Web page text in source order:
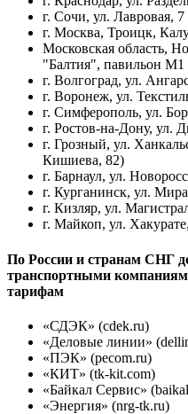
г. Сочи, ул. Лавровая, 7
г. Москва, Троицк,
Московская область,
"Балтия", павильон
г. Волгоград, ул.
г. Воронеж, ул.
г. Симферополь, ул.
г. Ростов-на-Дону, ул.
г. Грозный, ул.
Кишиева, 82)
г. Барнаул, ул.
г. Курганинск, ул.
г. Кизляр, ул.
г. Майкоп, ул.
По России и странам СНГ
транспортными
тарифам
«СДЭК» (cdek.ru)
«Деловые линии»
«ПЭК» (pecom.ru)
«КИТ» (tk-kit.com)
«Байкал Сервис»
«Энергия» (nrg-tk.ru)